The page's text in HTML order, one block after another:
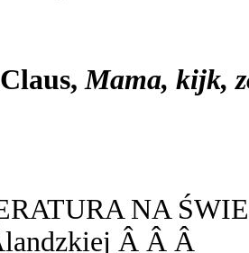
Mama, kijk,
NA
Â Â Â